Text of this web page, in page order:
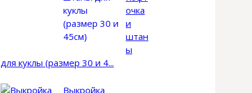
очка
и
штан
ы
для куклы (размер 30 и 4...
Выкройка